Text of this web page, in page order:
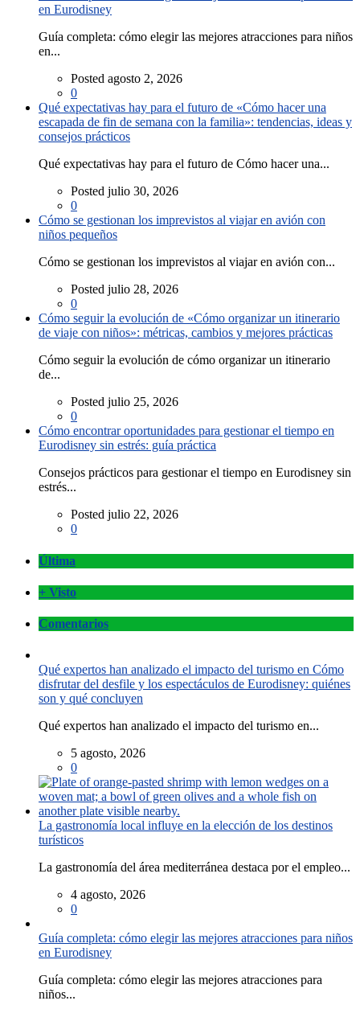
en Eurodisney
Guía completa: cómo elegir las mejores atracciones para niños
en...
Posted agosto 2, 2026
0
Qué expectativas hay para el futuro de «Cómo hacer una
escapada de fin de semana con la familia»: tendencias, ideas y
consejos prácticos
Qué expectativas hay para el futuro de Cómo hacer una...
Posted julio 30, 2026
0
Cómo se gestionan los imprevistos al viajar en avión con
niños pequeños
Cómo se gestionan los imprevistos al viajar en avión con...
Posted julio 28, 2026
0
Cómo seguir la evolución de «Cómo organizar un itinerario
de viaje con niños»: métricas, cambios y mejores prácticas
Cómo seguir la evolución de cómo organizar un itinerario
de...
Posted julio 25, 2026
0
Cómo encontrar oportunidades para gestionar el tiempo en
Eurodisney sin estrés: guía práctica
Consejos prácticos para gestionar el tiempo en Eurodisney sin
estrés...
Posted julio 22, 2026
0
Última
+ Visto
Comentarios
Qué expertos han analizado el impacto del turismo en Cómo
disfrutar del desfile y los espectáculos de Eurodisney: quiénes
son y qué concluyen
Qué expertos han analizado el impacto del turismo en...
5 agosto, 2026
0
La gastronomía local influye en la elección de los destinos
turísticos
La gastronomía del área mediterránea destaca por el empleo...
4 agosto, 2026
0
Guía completa: cómo elegir las mejores atracciones para niños
en Eurodisney
Guía completa: cómo elegir las mejores atracciones para
niños...